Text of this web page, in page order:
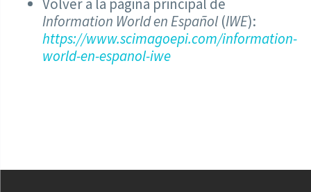
Volver a la página principal de
Information World en Español (IWE):
https://www.scimagoepi.com/information-
world-en-espanol-iwe